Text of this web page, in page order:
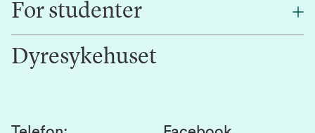
Alumni
Kontakt oss
Forskning
Innovasjon
For studenter
Studentlivet
Studier og emner
Dyresykehuset